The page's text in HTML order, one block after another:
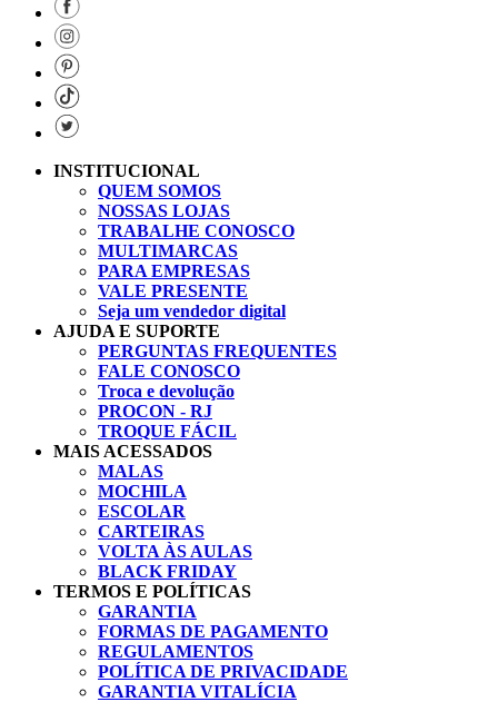
INSTITUCIONAL
QUEM SOMOS
NOSSAS LOJAS
TRABALHE CONOSCO
MULTIMARCAS
PARA EMPRESAS
VALE PRESENTE
Seja um vendedor digital
AJUDA E SUPORTE
PERGUNTAS FREQUENTES
FALE CONOSCO
Troca e devolução
PROCON - RJ
TROQUE FÁCIL
MAIS ACESSADOS
MALAS
MOCHILA
ESCOLAR
CARTEIRAS
VOLTA ÀS AULAS
BLACK FRIDAY
TERMOS E POLÍTICAS
GARANTIA
FORMAS DE PAGAMENTO
REGULAMENTOS
POLÍTICA DE PRIVACIDADE
GARANTIA VITALÍCIA